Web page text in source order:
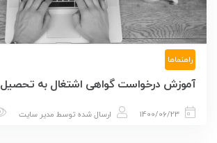
راهنماها
آموزش درخواست گواهی اشتغال به تحصیل
1400/06/23 ارسال شده توسط مدیر سایت